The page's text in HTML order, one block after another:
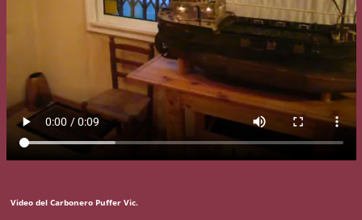
Video del Carbonero Puffer Vic.